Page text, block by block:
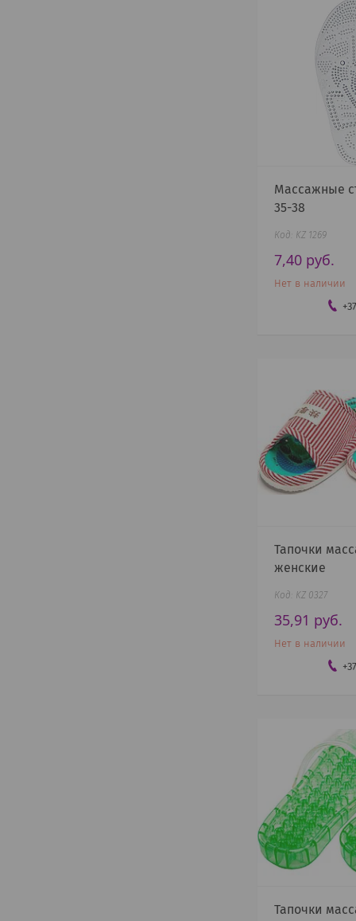
Массажные
35-38
KZ 1269
7,40 руб.
Нет в наличии
Тапочки
женские
KZ 0327
35,91 руб.
Нет в наличии
Тапочки